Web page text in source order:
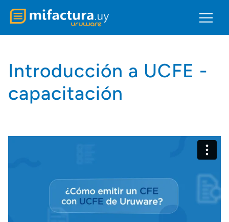
Introducción a UCFE -
capacitación